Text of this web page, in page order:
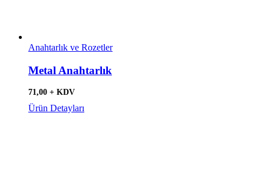
Anahtarlık ve Rozetler
Metal Anahtarlık
71,00 + KDV
Ürün Detayları